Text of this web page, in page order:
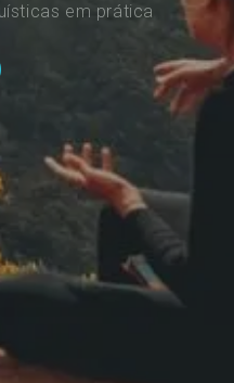
em prática